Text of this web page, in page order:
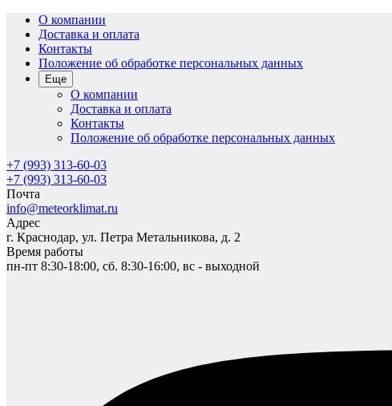
О компании
Доставка и оплата
Контакты
Положение об обработке персональных данных
Еще
О компании
Доставка и оплата
Контакты
Положение об обработке персональных данных
+7 (993) 313-60-03
+7 (993) 313-60-03
Почта
info@meteorklimat.ru
Адрес
г. Краснодар, ул. Петра Метальникова, д. 2
Время работы
пн-пт 8:30-18:00, сб. 8:30-16:00, вс - выходной